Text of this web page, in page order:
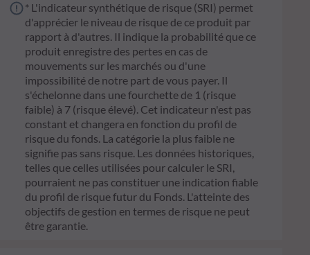
* L'indicateur synthétique de risque (SRI) permet
d'apprécier le niveau de risque de ce produit par
rapport à d'autres. Il indique la probabilité que ce
produit enregistre des pertes en cas de
mouvements sur les marchés ou d'une
impossibilité de notre part de vous payer. Il
s'échelonne dans une fourchette de 1 (risque
faible) à 7 (risque élevé). Cet indicateur n'est pas
constant et changera en fonction du profil de
risque du fonds. La catégorie la plus faible ne
signifie pas sans risque. Les données historiques,
telles que celles utilisées pour calculer le SRI,
pourraient ne pas constituer une indication fiable
du profil de risque futur du Fonds. L'atteinte des
objectifs de gestion en termes de risque ne peut
être garantie.